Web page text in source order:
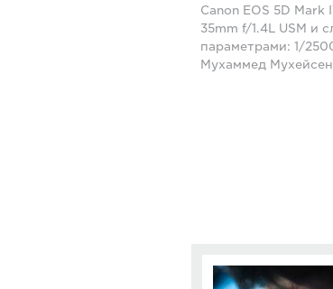
Canon EOS 5D Mark
35mm f/1.4L USM и
параметрами: 1/
Мухаммед Мухейсен